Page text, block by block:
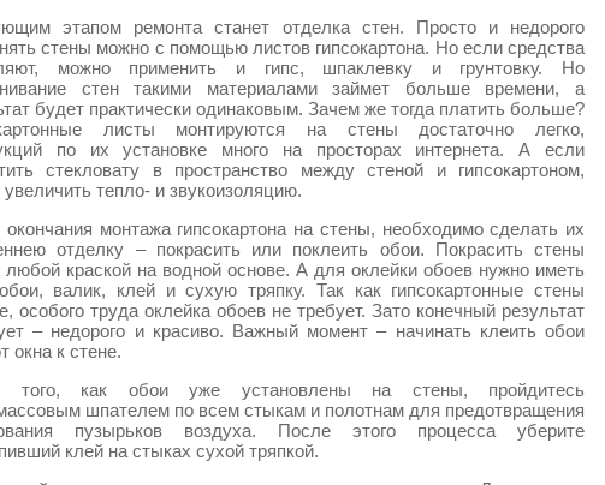
этапом ремонта станет отделка стен. Просто и недорого
стены можно с помощью листов гипсокартона. Но если средства
можно применить и гипс, шпаклевку и грунтовку. Но
стен такими материалами займет больше времени, а
будет практически одинаковым. Зачем же тогда платить больше?
листы монтируются на стены достаточно легко,
по их установке много на просторах интернета. А если
стекловату в пространство между стеной и гипсокартоном,
тепло- и звукоизоляцию.
монтажа гипсокартона на стены, необходимо сделать их
отделку – покрасить или поклеить обои. Покрасить стены
краской на водной основе. А для оклейки обоев нужно иметь
валик, клей и сухую тряпку. Так как гипсокартонные стены
особого труда оклейка обоев не требует. Зато конечный результат
– недорого и красиво. Важный момент – начинать клеить обои
окна к стене.
того, как обои уже установлены на стены, пройдитесь
шпателем по всем стыкам и полотнам для предотвращения
пузырьков воздуха. После этого процесса уберите
клей на стыках сухой тряпкой.